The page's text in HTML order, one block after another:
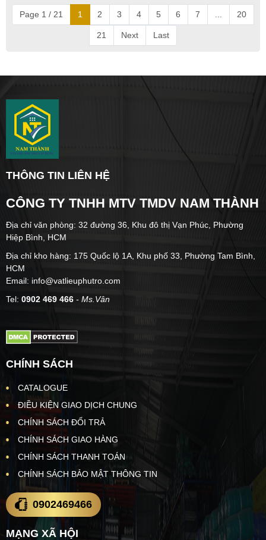
Page 1 / 21 1 2 3 4 5 6 7 20
21 Next Last
THÔNG TIN LIÊN HỆ
CÔNG TY TNHH MTV TMDV NAM THÀNH
Địa chỉ văn phòng: 32 đường 36, Khu đô thị Vạn Phúc, Phường
Hiệp Bình, HCM
Địa chỉ kho hàng: 175 Quốc lộ 1A, Khu phố 33, Phường Tam Bình,
HCM
Email: info@vatlieuphutro.com
Tel: 0902 469 466 - Ms.Vân
CHÍNH SÁCH
CATALOGUE
ĐIỀU KIỆN GIAO DỊCH CHUNG
CHÍNH SÁCH ĐỔI TRẢ
CHÍNH SÁCH GIAO HÀNG
CHÍNH SÁCH THANH TOÁN
CHÍNH SÁCH BẢO MẬT THÔNG TIN
0902469466
MẠNG XÃ HỘI